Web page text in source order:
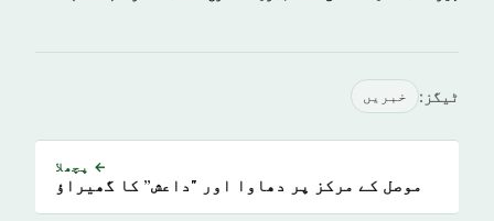
ٹیگز: خبريں
← پچھلا
موصل کے مرکز پر دھاوا اور "داعش” کا گھیراؤ